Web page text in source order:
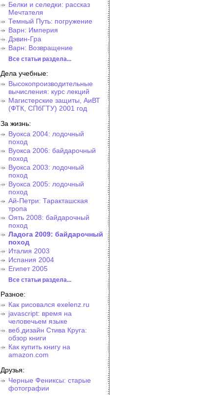
Белки и селедки: рассказ
Мечтателя
Темный Путь: погружение
Варн: Империя
Дэвин-Гра
Варн: Возвращение
Все статьи раздела...
Дела учебные:
Высокопроизводительные
вычисления: курс лекций
Магистерские защиты, АиВТ
(ФТК, СПбГТУ) 2001 год
За жизнь:
Вуокса 2004: лодочный
поход
Вуокса 2006: байдарочный
поход
Вуокса 2003: лодочный
поход
Вуокса 2005: лодочный
поход
Ай-Петри: Таракташская
тропа
Оять 2008: байдарочный
поход
Ладога 2009: байдарочный
поход
Италия 2003
Испания 2004
Египет 2005
Все статьи раздела...
Разное:
Как рисовался exelenz.ru
javascript: время на
человечьем языке
веб.дизайн Стива Круга:
обзор книги
Как купить книгу на
amazon.com
Друзья:
Черные Фениксы: старые
фотографии